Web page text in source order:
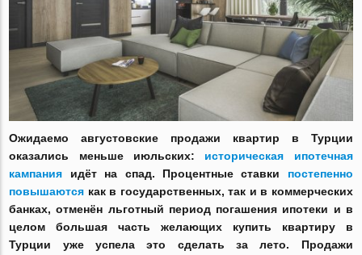
Ожидаемо августовские продажи квартир в Турции
оказались меньше июльских: историческая ипотечная
кампания идёт на спад. Процентные ставки постепенно
повышаются как в государственных, так и в коммерческих
банках, отменён льготный период погашения ипотеки и в
целом большая часть желающих купить квартиру в
Турции уже успела это сделать за лето. Продажи